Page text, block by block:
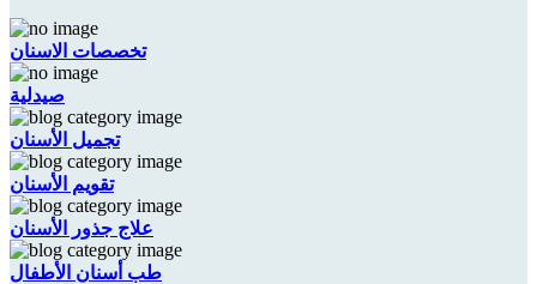
تخصصات الاسنان
صيدلية
تجميل الأسنان
تقويم الأسنان
علاج جذور الأسنان
طب أسنان الأطفال